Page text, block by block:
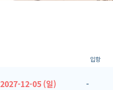
입항
2027-12-05 (일) -